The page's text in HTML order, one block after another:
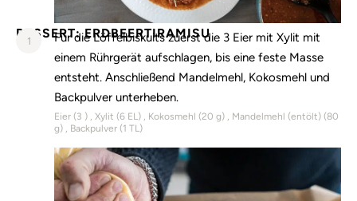
DESSERT: ERDBEERTIRAMISU
1
Für die Löffelbiskuits zuerst die 3 Eier mit Xylit mit
einem Rührgerät aufschlagen, bis eine feste Masse
entsteht. Anschließend Mandelmehl, Kokosmehl und
Backpulver unterheben.
Eier (3 ) Xylit (6 EL) Kokosmehl (20 g) Mandelmehl (entölt) (80
g)
Backpulver (1 TL)